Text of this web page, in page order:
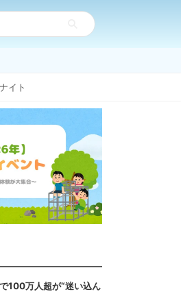
イト
100万人超が“迷い込ん